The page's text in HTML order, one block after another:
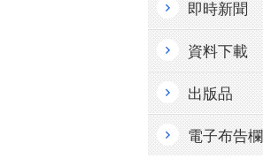
即時新聞
資料下載
出版品
電子布告欄